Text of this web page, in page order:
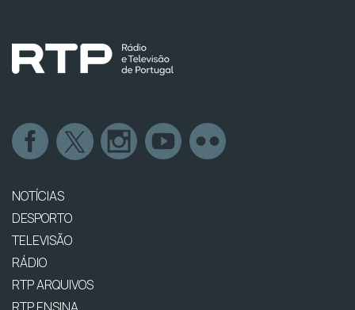
NOTÍCIAS
DESPORTO
TELEVISÃO
RÁDIO
RTP ARQUIVOS